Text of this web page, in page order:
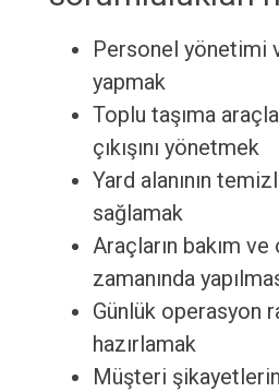
Personel yönetimi
yapmak
Toplu taşıma
çıkışını yönetmek
Yard alanının
sağlamak
Araçların bakım ve
zamanında
Günlük operasyon
hazırlamak
Müşteri